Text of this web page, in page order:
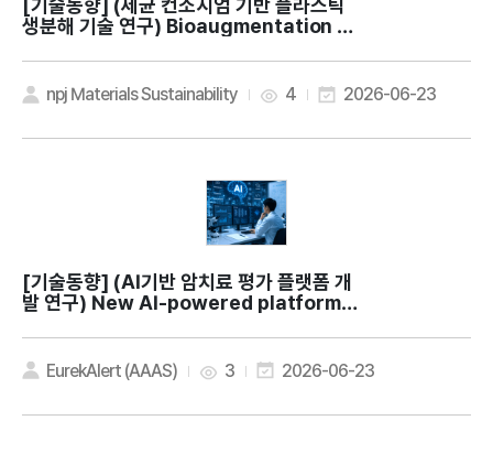
[기술동향]
생분해 기술 연구) Bioaugmentation wi
ble plastic waste treatment
npj Materials Sustainability 4 2026-06-23
[기술동향]
발 연구) New AI-powered platform h
ncer therapies faster
EurekAlert (AAAS) 3 2026-06-23